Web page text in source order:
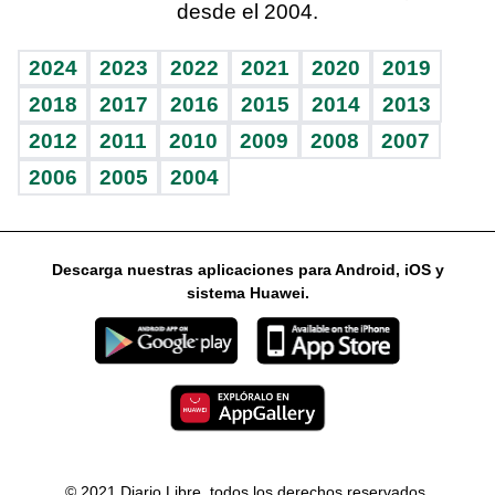
Vida y familia
Eñe
Celebrando la vida
Sin complejos
En pocas palabras
Escuchando al corazón
Economía Personal
Consulta Libre
BRV
TBT Deportivo
Ágora
Guía del dinero
Horóscopos
desde el 2004.
2024 2023 2022 2021 2020
2019
2018
2017 2016 2015 2014
2013
2012
2011 2010 2009 2008
2007
2006
2005 2004
Descarga nuestras aplicaciones para Android, iOS y
sistema Huawei.